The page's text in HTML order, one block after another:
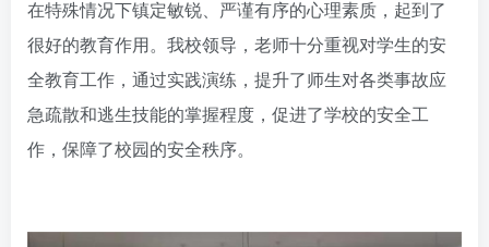
在特殊情况下镇定敏锐、严谨有序的心理素质，起到了
很好的教育作用。我校领导，老师十分重视对学生的安
全教育工作，通过实践演练，提升了师生对各类事故应
急疏散和逃生技能的掌握程度，促进了学校的安全工
作，保障了校园的安全秩序。